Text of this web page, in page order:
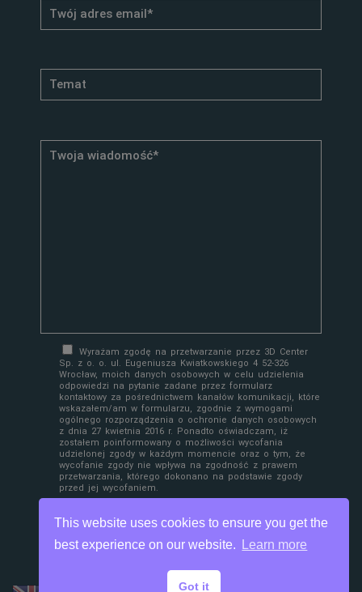
This website uses cookies to ensure you get the
best experience on our website.
Learn more
Got it
Wyrażam zgodę na przetwarzanie przez 3D Center
Sp. z o. o. ul. Eugeniusza Kwiatkowskiego 4 52-326
Wrocław, moich danych osobowych w celu udzielenia
odpowiedzi na pytanie zadane przez formularz
kontaktowy za pośrednictwem kanałów komunikacji, które
wskazałem/am w formularzu, zgodnie z wymogami
ogólnego rozporządzenia o ochronie danych osobowych
z dnia 27 kwietnia 2016 r. Ponadto oświadczam, iż
zostałem poinformowany o możliwości wycofania
udzielonej zgody w każdym momencie oraz o tym, że
wycofanie zgody nie wpływa na zgodność z prawem
przetwarzania, którego dokonano na podstawie zgody
przed jej wycofaniem.